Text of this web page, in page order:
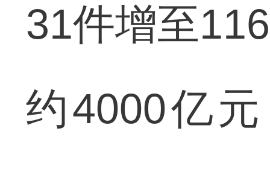
31件增至
约4000亿